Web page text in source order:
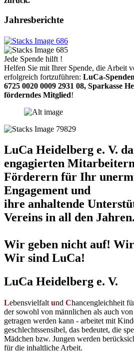
Jahresberichte
Jede Spende hilft !
Helfen Sie mit Ihrer Spende, die Arbeit
erfolgreich fortzuführen: LuCa-
6725 0020 0009 2931 08, Sparkasse
förderndes Mitglied!
LuCa Heidelberg e. V.
engagierten
Förderern für Ihr
Engagement und
ihre anhaltende
Vereins in all den Jahren.
Wir geben nicht auf!
Wir sind LuCa!
LuCa Heidelberg e. V.
Lebensvielfalt und Chancengleichheit
der sowohl von männlichen als auch
getragen werden kann - arbeitet mit
geschlechtssensibel, das bedeutet, die
Mädchen bzw. Jungen werden
für die inhaltliche Arbeit.